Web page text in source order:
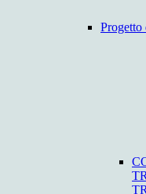
Progetto